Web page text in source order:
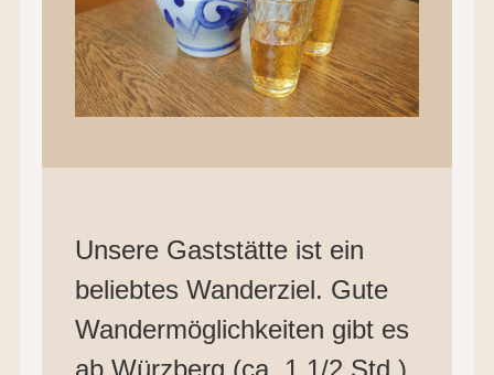
Unsere Gaststätte ist ein
beliebtes Wanderziel. Gute
Wandermöglichkeiten gibt es
ab Würzberg (ca. 1 1/2 Std.)